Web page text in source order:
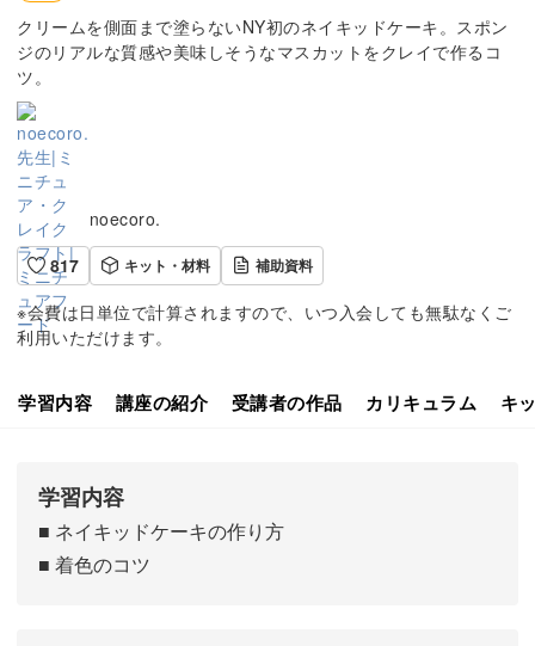
クリームを側面まで塗らないNY初のネイキッドケーキ。スポン
ジのリアルな質感や美味しそうなマスカットをクレイで作るコ
ツ。
noecoro.
817
キット・材料 補助資料
※会費は日単位で計算されますので、いつ入会しても無駄なくご
利用いただけます。
学習内容 講座の紹介 受講者の作品 カリキュラム キ
学習内容
■ ネイキッドケーキの作り方
■ 着色のコツ